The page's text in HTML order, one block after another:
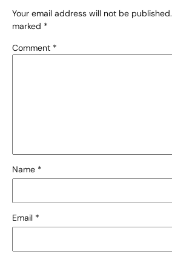
Your email address will not be published.
marked *
Comment *
Name *
Email *